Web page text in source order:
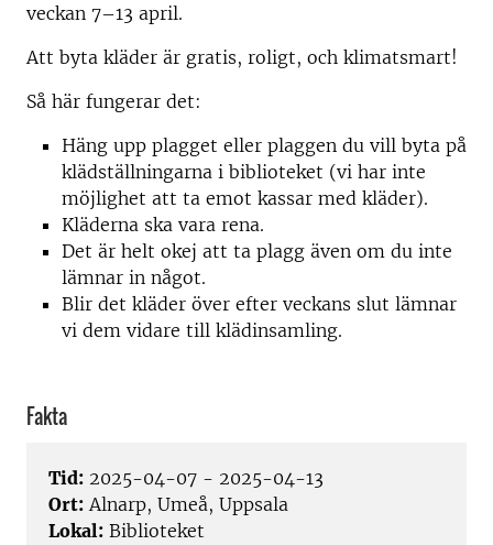
veckan 7–13 april.
Att byta kläder är gratis, roligt, och klimatsmart!
Så här fungerar det:
Häng upp plagget eller plaggen du vill byta på
klädställningarna i biblioteket (vi har inte
möjlighet att ta emot kassar med kläder).
Kläderna ska vara rena.
Det är helt okej att ta plagg även om du inte
lämnar in något.
Blir det kläder över efter veckans slut lämnar
vi dem vidare till klädinsamling.
Fakta
Tid: 2025-04-07 - 2025-04-13
Ort: Alnarp, Umeå, Uppsala
Lokal: Biblioteket